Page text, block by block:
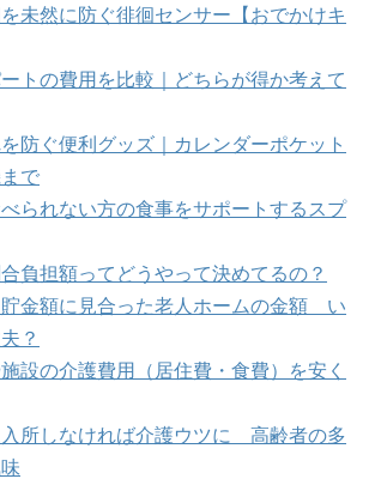
未然に防ぐ徘徊センサー【おでかけキ
トの費用を比較｜どちらが得か考えて
防ぐ便利グッズ｜カレンダーポケット
で
られない方の食事をサポートするスプ
負担額ってどうやって決めてるの？
金額に見合った老人ホームの金額 い
？
設の介護費用（居住費・食費）を安く
所しなければ介護ウツに 高齢者の多